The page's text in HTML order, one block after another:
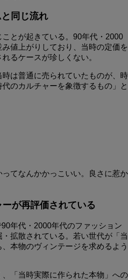
同じ流れ
とが起きている。90年代・2000
値上がりしており、当時の定価を
るケースが珍しくない。
は普通に売られていたものが、時
のカルチャーを象徴するもの」と
てなんかかっこいい。良さに惹か
が再評価されている
年代・2000年代のファッション
拡散されている。若い世代が「当
本物のヴィンテージを求めるよう
「当時実際に作られた本物」への